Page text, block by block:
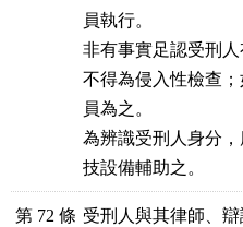
員執行。
非有事實足認受刑
不得為侵入性檢查
員為之。
為辨識受刑人身分
技設備輔助之。
第 72 條 受刑人與其律師、